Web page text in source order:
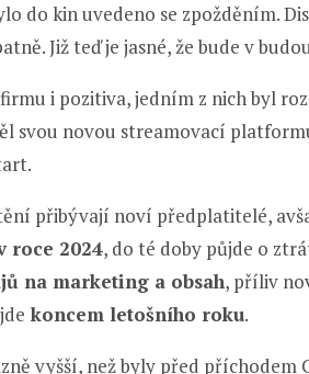
do kin uvedeno se zpožděním.
Již teď je jasné, že bude v
i pozitiva, jedním z nich byl
svou novou streamovací
přibývají noví předplatitelé,
roce 2024, do té doby půjde o
na marketing a obsah, příliv
koncem letošního roku.
vyšší, než byly před příchodem